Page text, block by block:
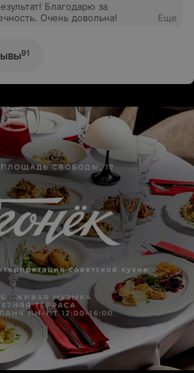
Благодарю за
Очень довольна!
Еще
91